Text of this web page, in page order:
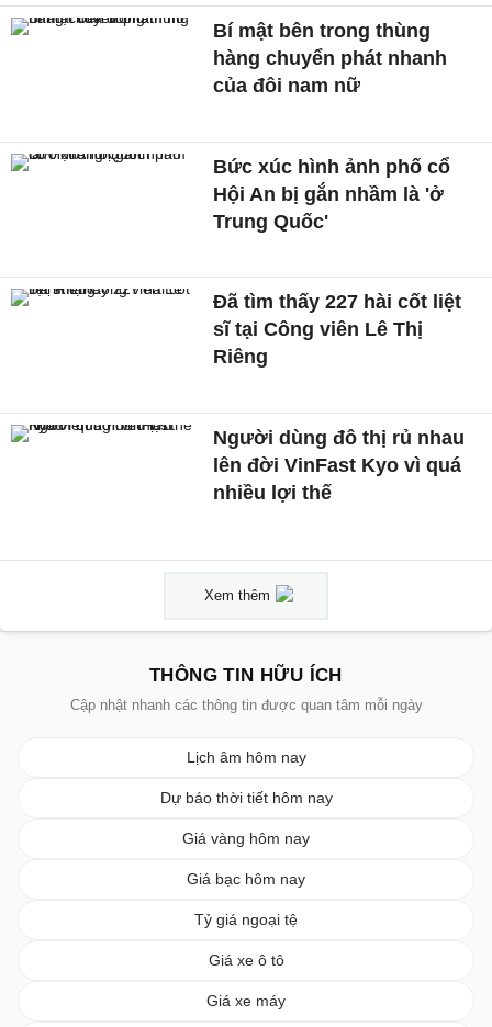
Bí mật bên trong thùng
hàng chuyển phát nhanh
của đôi nam nữ
Bức xúc hình ảnh phố cổ
Hội An bị gắn nhầm là 'ở
Trung Quốc'
Đã tìm thấy 227 hài cốt liệt
sĩ tại Công viên Lê Thị
Riêng
Người dùng đô thị rủ nhau
lên đời VinFast Kyo vì quá
nhiều lợi thế
Xem thêm
THÔNG TIN HỮU ÍCH
Cập nhật nhanh các thông tin được quan tâm mỗi ngày
Lịch âm hôm nay
Dự báo thời tiết hôm nay
Giá vàng hôm nay
Giá bạc hôm nay
Tỷ giá ngoại tệ
Giá xe ô tô
Giá xe máy